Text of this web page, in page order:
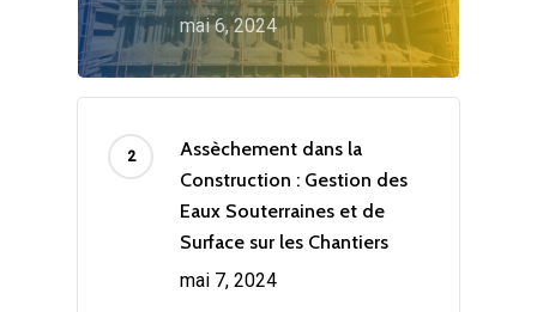
mai 6, 2024
Assèchement dans la
Construction : Gestion des
Eaux Souterraines et de
Surface sur les Chantiers
mai 7, 2024